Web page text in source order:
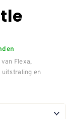
Flexa,
en